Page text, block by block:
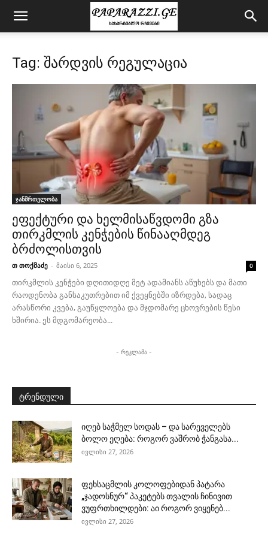
Tag: შარდვის რეგულაცია
ჯანმრთელობა
ეფექტური და ხელმისაწვდომი გზა
თირკმლის კენჭების წინააღმდეგ
ბრძოლისთვის
თ თოქმაძე - მაისი 6, 2025 0
თირკმლის კენჭები დღითიდღე მეტ ადამიანს აწუხებს და მათი
რაოდენობა განსაკუთრებით იმ ქვეყნებში იზრდება, სადაც
არასწორი კვება, გაუწყლოება და მჯდომარე ცხოვრების წესი
ხშირია. ეს მდგომარეობა...
- რეკლამა -
ტრენდული
იღებ საჭმელ სოდას – და სარეველებს
ბოლო ეღება: როგორ ვაშრობ ჭანგასა...
ივლისი 27, 2026
ფეხსაცმლის კოლოფებიდან პატარა
„ჯადოსნურ“ პაკეტებს თვალის ჩინივით
ვუფრთხილდები: აი როგორ ვიყენებ...
ივლისი 27, 2026